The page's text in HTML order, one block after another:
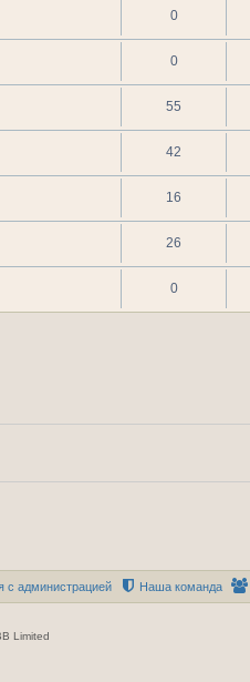
0
0
55
42
16
26
0
Наша команда
с администрацией
Limited